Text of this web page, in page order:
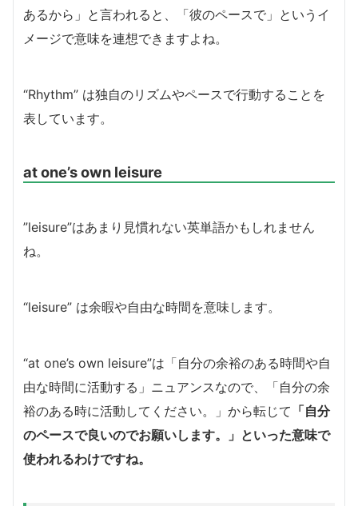
あるから」と言われると、「彼のペースで」というイ
メージで意味を連想できますよね。
“Rhythm” は独自のリズムやペースで行動することを
表しています。
at one’s own leisure
”leisure”はあまり見慣れない英単語かもしれません
ね。
“leisure” は余暇や自由な時間を意味します。
“at one’s own leisure”は「自分の余裕のある時間や自
由な時間に活動する」ニュアンスなので、「自分の余
裕のある時に活動してください。」から転じて 「自分
のペースで良いのでお願いします。」といった意味で
使われるわけですね。